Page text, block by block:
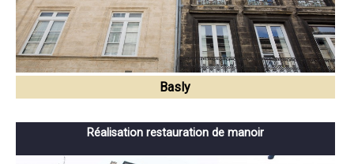
Basly
Réalisation restauration de manoir